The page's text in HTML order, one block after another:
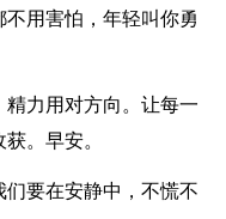
用害怕，年轻叫你勇
精力用对方向。让每一
。早安。
们要在安静中，不慌不